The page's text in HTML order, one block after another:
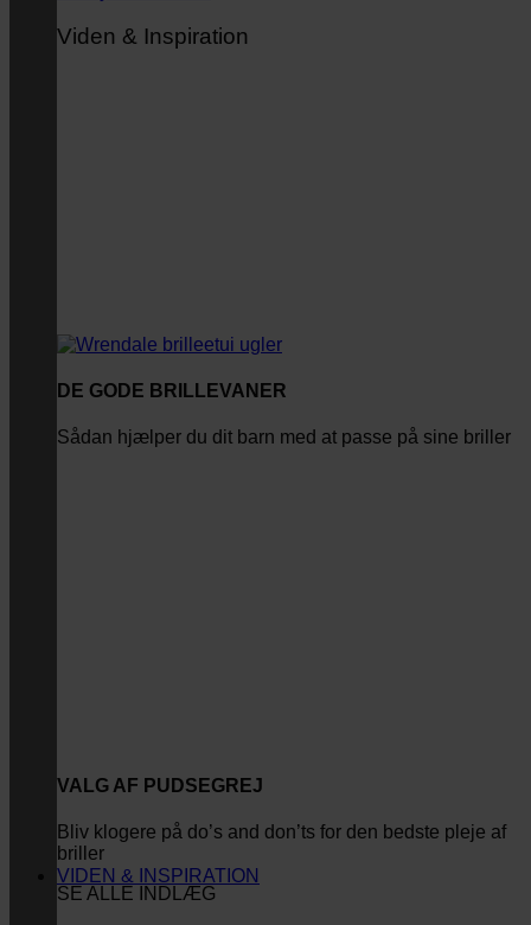
Viden & Inspiration
DE GODE BRILLEVANER
Sådan hjælper du dit barn med at passe på sine briller
VALG AF PUDSEGREJ
Bliv klogere på do’s and don’ts for den bedste pleje af
briller
SE ALLE INDLÆG
VIDEN & INSPIRATION